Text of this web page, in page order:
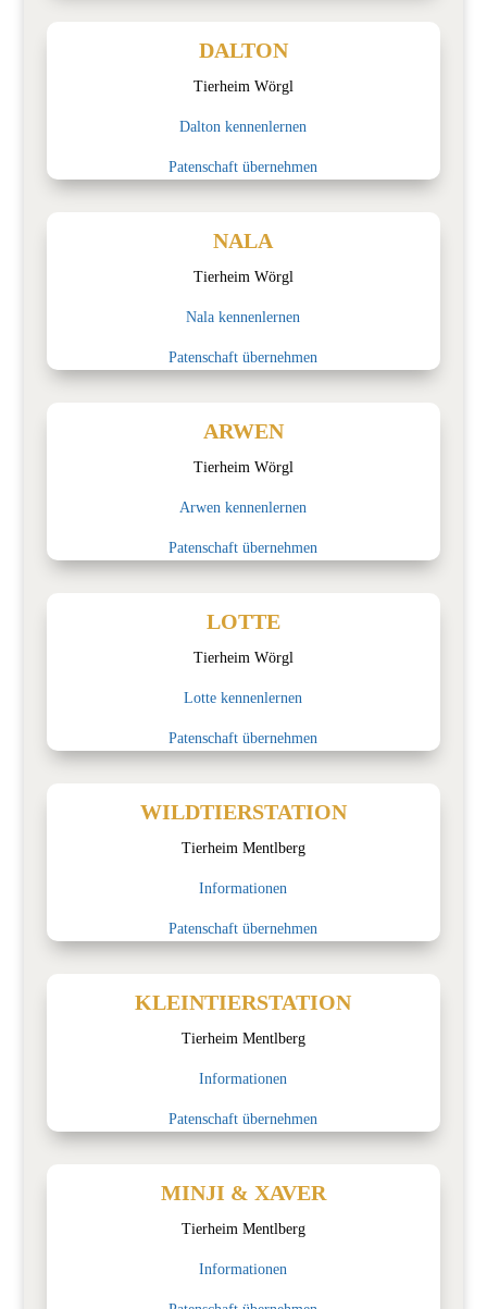
DALTON
Tierheim Wörgl
Dalton kennenlernen
Patenschaft übernehmen
NALA
Tierheim Wörgl
Nala kennenlernen
Patenschaft übernehmen
ARWEN
Tierheim Wörgl
Arwen kennenlernen
Patenschaft übernehmen
LOTTE
Tierheim Wörgl
Lotte kennenlernen
Patenschaft übernehmen
WILDTIERSTATION
Tierheim Mentlberg
Informationen
Patenschaft übernehmen
KLEINTIERSTATION
Tierheim Mentlberg
Informationen
Patenschaft übernehmen
MINJI & XAVER
Tierheim Mentlberg
Informationen